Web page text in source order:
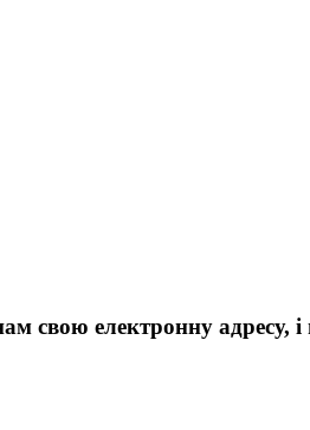
електронну адресу,